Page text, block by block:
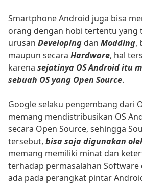
Smartphone Android juga bisa
orang dengan hobi tertentu yang
urusan Developing dan Modding,
maupun secara Hardware, hal
karena sejatinya OS Android itu
sebuah OS yang Open Source.
Google selaku pengembang dari
memang mendistribusikan OS
secara Open Source, sehingga
tersebut, bisa saja digunakan
memang memiliki minat dan
terhadap permasalahan Software
ada pada perangkat pintar